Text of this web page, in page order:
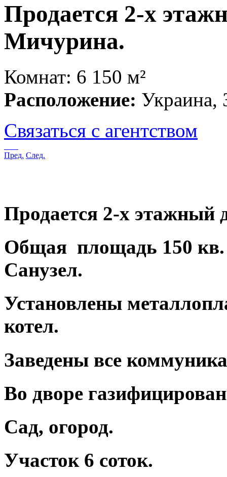
Продается 2-х
Мичурина.
Комнат: 6 150 м²
Расположение: Украина,
Связаться с агентством
Пред. След.
Продается 2-х
Общая площадь 150 кв.
Санузел.
Установлены
котел.
Заведены все
Во дворе
Сад, огород.
Участок 6 соток.